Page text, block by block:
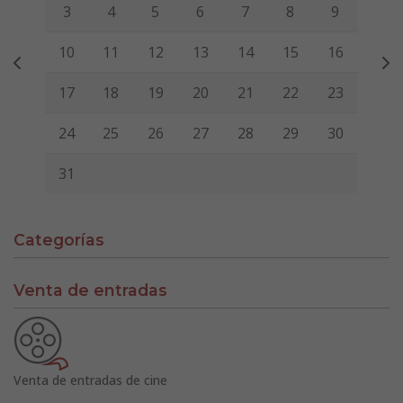
3 4 5 6 7 8 9
10 11 12 13 14 15 16
17 18 19 20 21 22 23
24 25 26 27 28 29 30
31
Categorías
Venta de entradas
Venta de entradas de cine